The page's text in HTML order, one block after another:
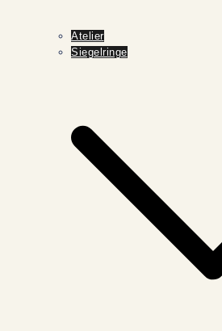
Atelier
Siegelringe